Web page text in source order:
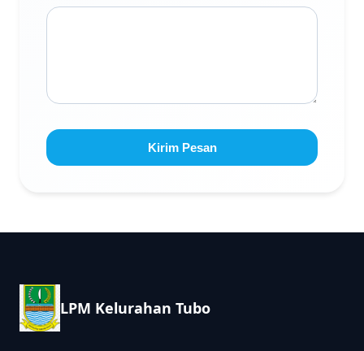
Kirim Pesan
LPM Kelurahan Tubo